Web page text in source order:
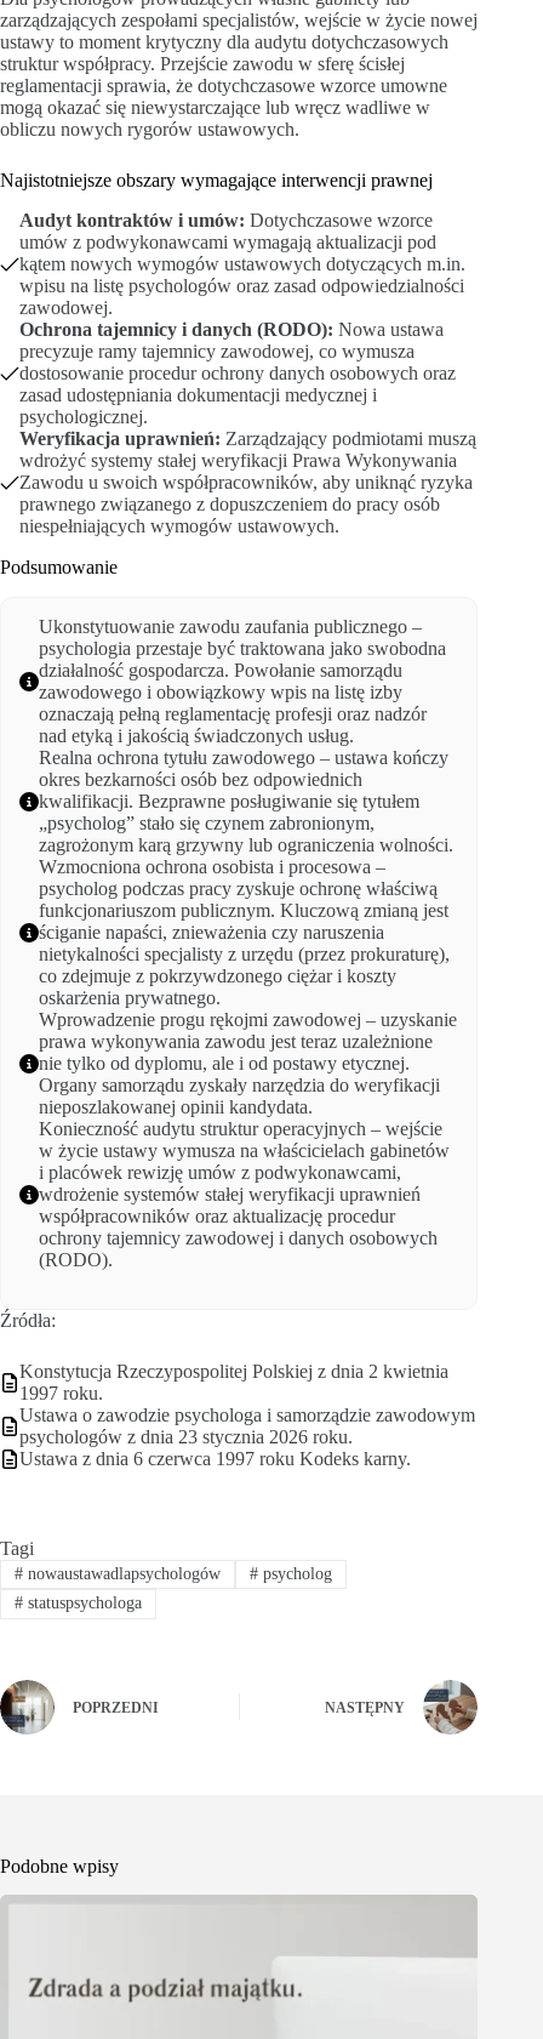
zarządzających zespołami specjalistów, wejście w życie nowej
ustawy to moment krytyczny dla audytu dotychczasowych
struktur współpracy. Przejście zawodu w sferę ścisłej
reglamentacji sprawia, że dotychczasowe wzorce umowne
mogą okazać się niewystarczające lub wręcz wadliwe w
obliczu nowych rygorów ustawowych.
Najistotniejsze obszary wymagające interwencji prawnej
Audyt kontraktów i umów: Dotychczasowe wzorce
umów z podwykonawcami wymagają aktualizacji pod
kątem nowych wymogów ustawowych dotyczących m.in.
wpisu na listę psychologów oraz zasad odpowiedzialności
zawodowej.
Ochrona tajemnicy i danych (RODO): Nowa ustawa
precyzuje ramy tajemnicy zawodowej, co wymusza
dostosowanie procedur ochrony danych osobowych oraz
zasad udostępniania dokumentacji medycznej i
psychologicznej.
Weryfikacja uprawnień: Zarządzający podmiotami muszą
wdrożyć systemy stałej weryfikacji Prawa Wykonywania
Zawodu u swoich współpracowników, aby uniknąć ryzyka
prawnego związanego z dopuszczeniem do pracy osób
niespełniających wymogów ustawowych.
Podsumowanie
Ukonstytuowanie zawodu zaufania publicznego –
psychologia przestaje być traktowana jako swobodna
działalność gospodarcza. Powołanie samorządu
zawodowego i obowiązkowy wpis na listę izby
oznaczają pełną reglamentację profesji oraz nadzór
nad etyką i jakością świadczonych usług.
Realna ochrona tytułu zawodowego – ustawa kończy
okres bezkarności osób bez odpowiednich
kwalifikacji. Bezprawne posługiwanie się tytułem
„psycholog” stało się czynem zabronionym,
zagrożonym karą grzywny lub ograniczenia wolności.
Wzmocniona ochrona osobista i procesowa –
psycholog podczas pracy zyskuje ochronę właściwą
funkcjonariuszom publicznym. Kluczową zmianą jest
ściganie napaści, znieważenia czy naruszenia
nietykalności specjalisty z urzędu (przez prokuraturę),
co zdejmuje z pokrzywdzonego ciężar i koszty
oskarżenia prywatnego.
Wprowadzenie progu rękojmi zawodowej – uzyskanie
prawa wykonywania zawodu jest teraz uzależnione
nie tylko od dyplomu, ale i od postawy etycznej.
Organy samorządu zyskały narzędzia do weryfikacji
nieposzlakowanej opinii kandydata.
Konieczność audytu struktur operacyjnych – wejście
w życie ustawy wymusza na właścicielach gabinetów
i placówek rewizję umów z podwykonawcami,
wdrożenie systemów stałej weryfikacji uprawnień
współpracowników oraz aktualizację procedur
ochrony tajemnicy zawodowej i danych osobowych
(RODO).
Źródła:
Konstytucja Rzeczypospolitej Polskiej z dnia 2 kwietnia
1997 roku.
Ustawa o zawodzie psychologa i samorządzie zawodowym
psychologów z dnia 23 stycznia 2026 roku.
Ustawa z dnia 6 czerwca 1997 roku Kodeks karny.
Tagi
#nowaustawadlapsychologów #psycholog
#statuspsychologa
POPRZEDNI NASTĘPNY
Podobne wpisy